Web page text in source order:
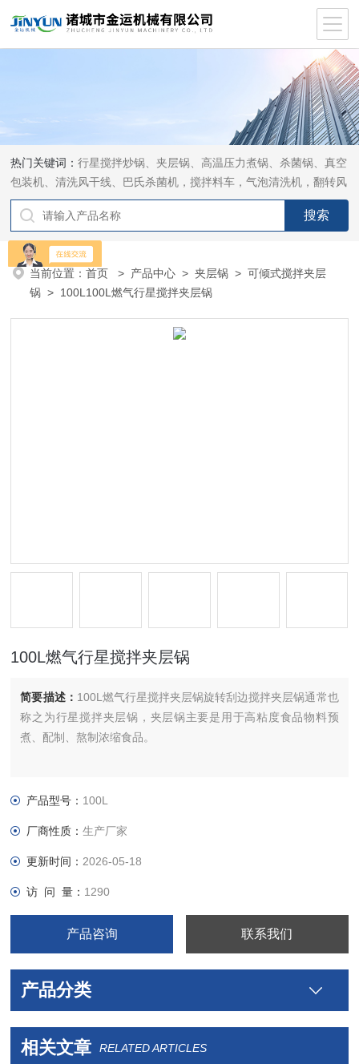
热门关键词：行星搅拌炒锅、夹层锅、高温压力煮锅、杀菌锅、真空
包装机、清洗风干线、巴氏杀菌机，搅拌料车，气泡清洗机，翻转风
干机
当前位置：首页 > 产品中心 >夹层锅 >可倾式搅拌夹层
锅 > 100L100L燃气行星搅拌夹层锅
100L燃气行星搅拌夹层锅
简要描述： 100L燃气行星搅拌夹层锅旋转刮边搅拌夹层锅通常也
称之为行星搅拌夹层锅，夹层锅主要是用于高粘度食品物料预
煮、配制、熬制浓缩食品。
产品型号： 100L
厂商性质：生产厂家
更新时间： 2026-05-18
访 问 量： 1290
产品咨询 联系我们
产品分类
相关文章 RELATED ARTICLES